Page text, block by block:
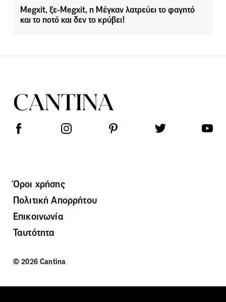
Megxit, ξε-Megxit, η Μέγκαν λατρεύει το φαγητό
και το ποτό και δεν το κρύβει!
Όροι χρήσης
Πολιτική Απορρήτου
Επικοινωνία
Ταυτότητα
© 2026 Cantina